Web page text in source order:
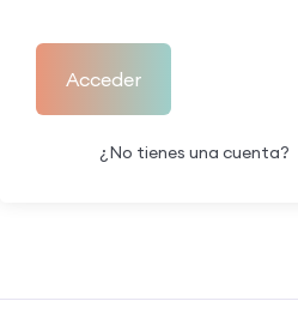
Acceder
¿No tienes una cuenta?